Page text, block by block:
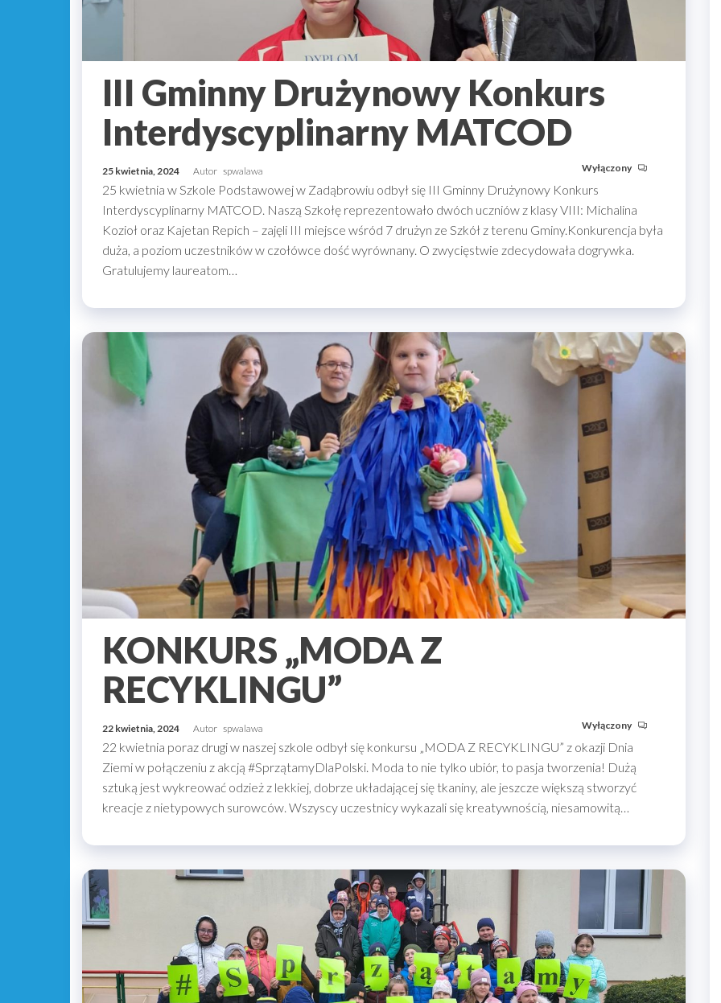
III Gminny Drużynowy Konkurs
Interdyscyplinarny MATCOD
25 kwietnia, 2024 Autor spwalawa Wyłączony
25 kwietnia w Szkole Podstawowej w Zadąbrowiu odbył się III Gminny Drużynowy Konkurs
Interdyscyplinarny MATCOD. Naszą Szkołę reprezentowało dwóch uczniów z klasy VIII: Michalina
Kozioł oraz Kajetan Repich – zajęli III miejsce wśród 7 drużyn ze Szkół z terenu Gminy.Konkurencja była
duża, a poziom uczestników w czołówce dość wyrównany. O zwycięstwie zdecydowała dogrywka.
Gratulujemy laureatom…
KONKURS „MODA Z
RECYKLINGU”
22 kwietnia, 2024 Autor spwalawa Wyłączony
22 kwietnia poraz drugi w naszej szkole odbył się konkursu „MODA Z RECYKLINGU” z okazji Dnia
Ziemi w połączeniu z akcją #SprzątamyDlaPolski. Moda to nie tylko ubiór, to pasja tworzenia! Dużą
sztuką jest wykreować odzież z lekkiej, dobrze układającej się tkaniny, ale jeszcze większą stworzyć
kreacje z nietypowych surowców. Wszyscy uczestnicy wykazali się kreatywnością, niesamowitą…